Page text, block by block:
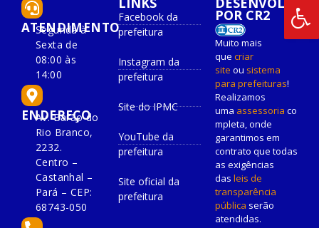
ATENDIMENTO
Segunda à
Sexta de
08:00 às
14:00
ENDEREÇO
Av. Barão do
Rio Branco,
2232.
Centro –
Castanhal –
Pará – CEP:
68743-050
Facebook da
prefeitura
Instagram da
prefeitura
Site do IPMC
YouTube da
prefeitura
Site oficial da
prefeitura
POR CR2
Muito mais
que criar
site ou sistema
para prefeituras!
Realizamos
uma assessoria co
mpleta, onde
garantimos em
contrato que todas
as exigências
das leis de
transparência
pública serão
atendidas.